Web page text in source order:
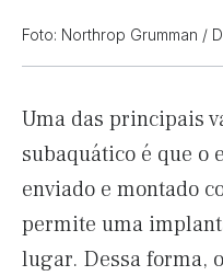
Foto: Northrop Grumman /
Uma das principais
subaquático é que o
enviado e montado
permite uma
lugar. Dessa forma,